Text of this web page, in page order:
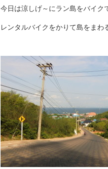
今日は涼しげ～にラン島をバイク
レンタルバイクをかりて島をまわ